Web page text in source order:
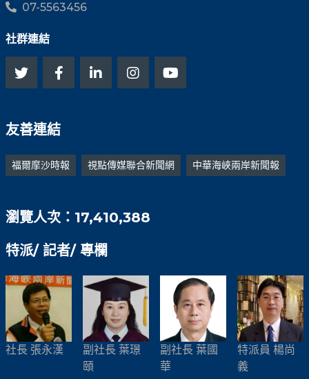
07-5563456
社群連結
友善連結
福爾摩沙時報 視點傳媒聯合新聞網 中華海峽兩岸新聞報
瀏覽人次：17,410,388
特派/ 記者/ 專欄
社長 張永漢
副社長 葉璟
頤
副社長 葉國
華
特派員 楊尚
義